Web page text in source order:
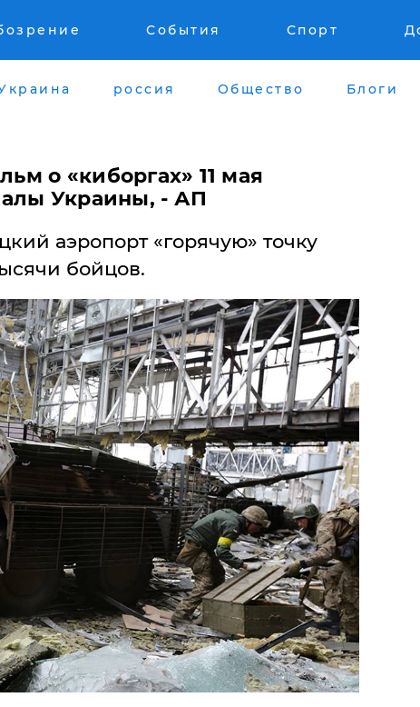
События Спорт
россия Общество Блоги
о «киборгах» 11 мая
Украины, - АП
аэропорт «горячую» точку
бойцов.